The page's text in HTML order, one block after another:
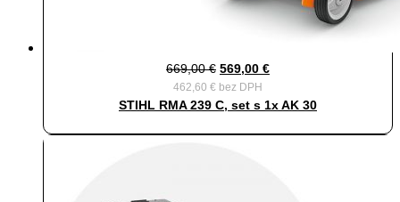
669,00€ Pôvodná
cena
bola:
669,00 €.
569,00 €Aktuálna
je:
569,00 €.
462,60 € bez DPH
STIHL RMA 239 C, set s 1x AK 30